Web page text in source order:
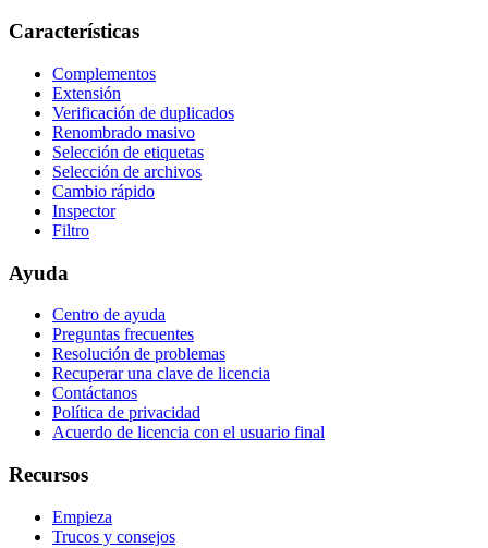
Características
Complementos
Extensión
Verificación de duplicados
Renombrado masivo
Selección de etiquetas
Selección de archivos
Cambio rápido
Inspector
Filtro
Ayuda
Centro de ayuda
Preguntas frecuentes
Resolución de problemas
Recuperar una clave de licencia
Contáctanos
Política de privacidad
Acuerdo de licencia con el usuario final
Recursos
Empieza
Trucos y consejos